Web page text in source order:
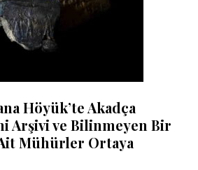
Höyük’te Akadça
Arşivi ve Bilinmeyen Bir
Mühürler Ortaya